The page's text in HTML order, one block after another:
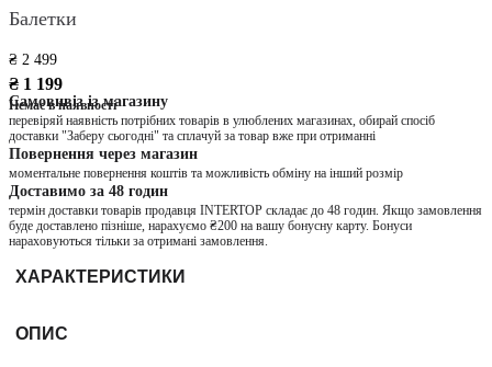
Балетки
₴ 2 499
₴ 1 199
Немає в наявності
Самовивіз із магазину
перевіряй наявність потрібних товарів в улюблених магазинах, обирай спосіб
доставки "Заберу сьогодні" та сплачуй за товар вже при отриманні
Повернення через магазин
моментальне повернення коштів та можливість обміну на інший розмір
Доставимо за 48 годин
термін доставки товарів продавця INTERTOP складає до 48 годин. Якщо замовлення
буде доставлено пізніше, нарахуємо ₴200 на вашу бонусну карту. Бонуси
нараховуються тільки за отримані замовлення.
ХАРАКТЕРИСТИКИ
ОПИС